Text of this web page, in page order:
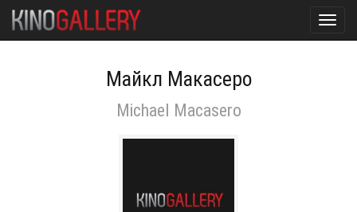
Майкл Макасеро
Michael Macasero